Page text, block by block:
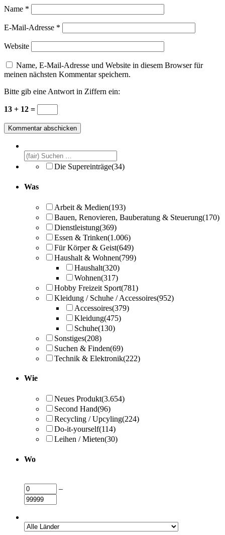
Name *
E-Mail-Adresse *
Website
Name, E-Mail-Adresse und Website in diesem Browser für
meinen nächsten Kommentar speichern.
Bitte gib eine Antwort in Ziffern ein:
13 + 12 =
Die Supereinträge(34)
Was
Arbeit & Medien(193)
Bauen, Renovieren, Bauberatung & Steuerung(170)
Dienstleistung(369)
Essen & Trinken(1.006)
Für Körper & Geist(649)
Haushalt & Wohnen(799)
Haushalt(320)
Wohnen(317)
Hobby Freizeit Sport(781)
Kleidung / Schuhe / Accessoires(952)
Accessoires(379)
Kleidung(475)
Schuhe(130)
Sonstiges(208)
Suchen & Finden(69)
Technik & Elektronik(222)
Wie
Neues Produkt(3.654)
Second Hand(96)
Recycling / Upcyling(224)
Do-it-yourself(114)
Leihen / Mieten(30)
Wo
–